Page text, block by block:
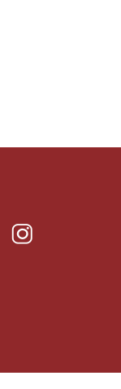
Instagram